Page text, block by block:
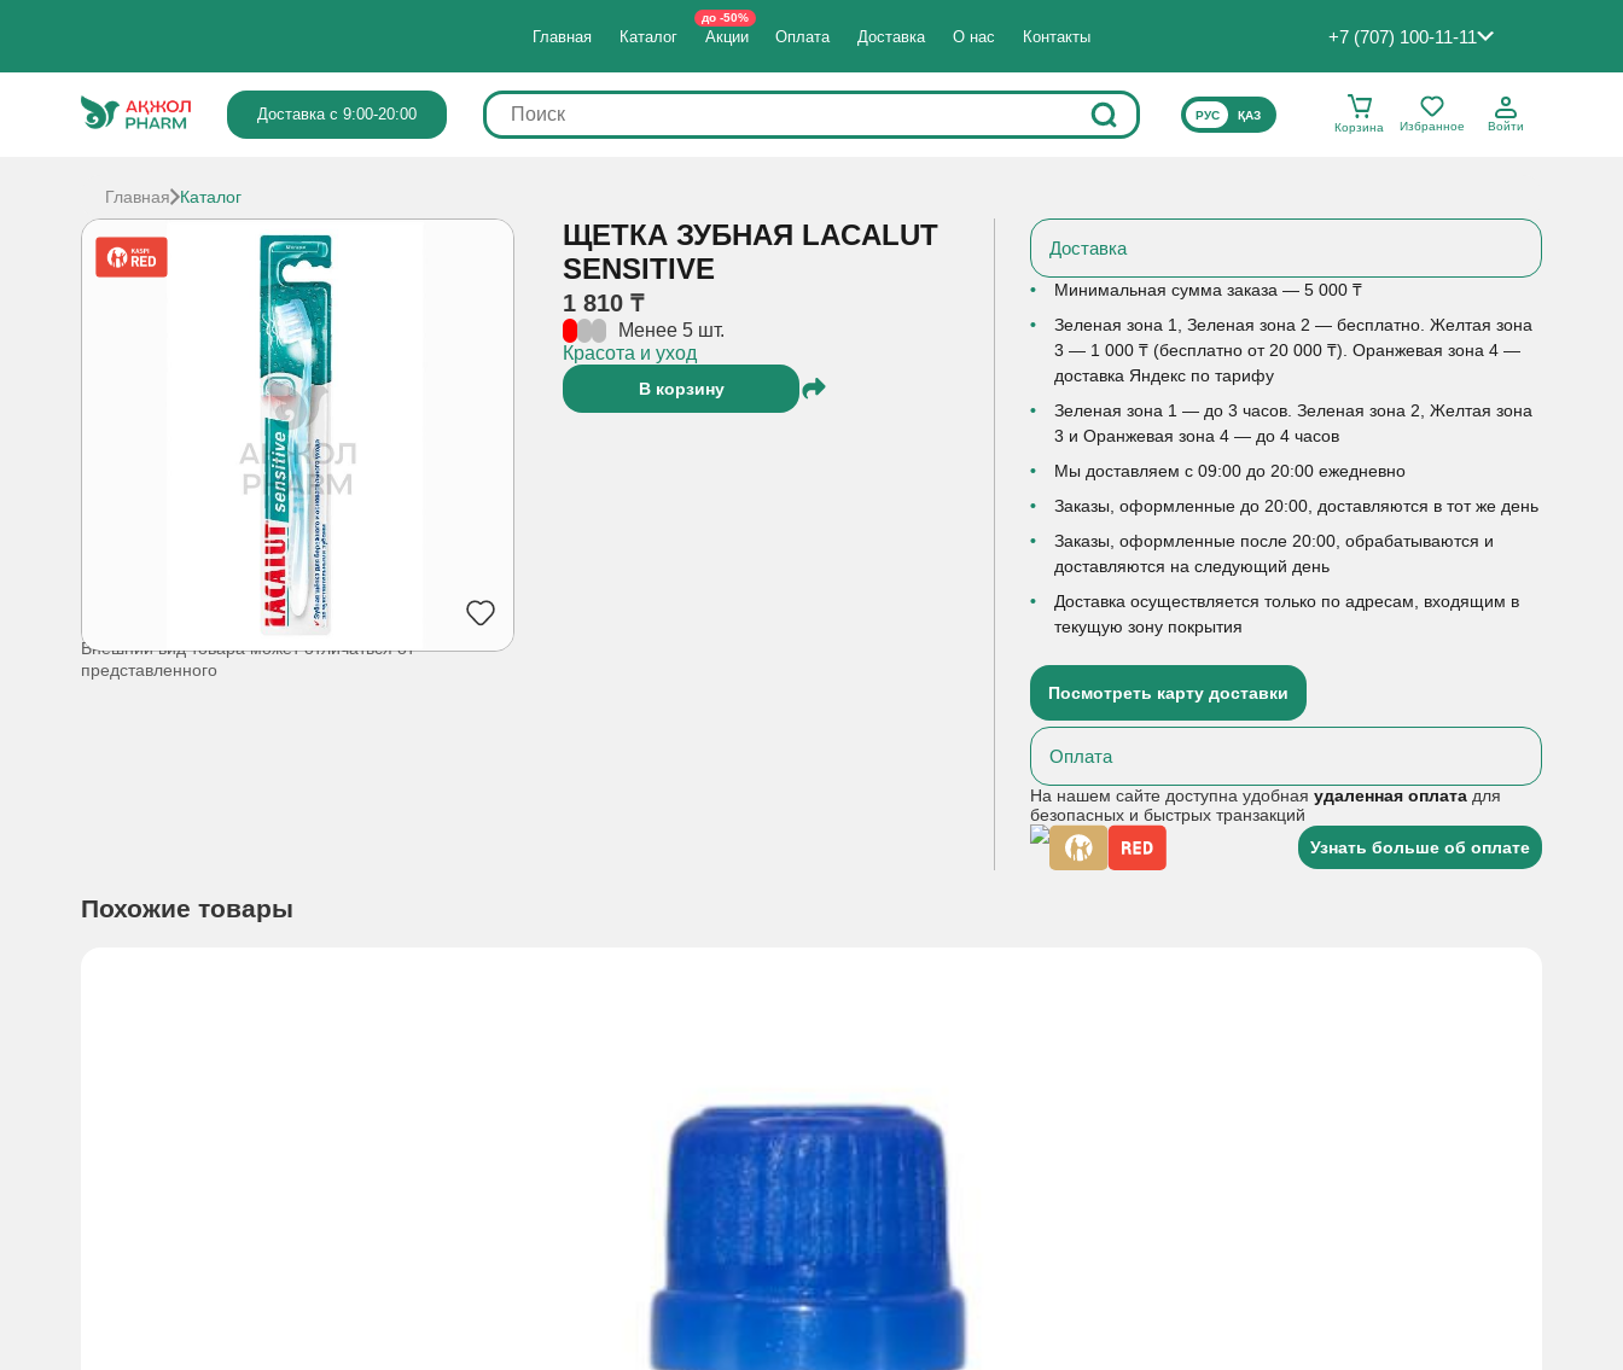
Главная Каталог Акции
до -50%
Оплата Доставка О нас Контакты +7 (707) 100-11-11
Доставка с 9:00-20:00 ВЫБЕРИТЕ ЯЗЫК САЙТА
РУС
ҚАЗ
Корзина
Избранное Войти
Главная Каталог
Внешний вид товара может отличаться от
представленного
ЩЕТКА ЗУБНАЯ LACALUT
SENSITIVE
1 810 ₸
Менее 5 шт.
Красота и уход
В корзину
Доставка
Минимальная сумма заказа — 5 000 ₸
Зеленая зона 1, Зеленая зона 2 — бесплатно. Желтая зона
3 — 1 000 ₸ (бесплатно от 20 000 ₸). Оранжевая зона 4 —
доставка Яндекс по тарифу
Зеленая зона 1 — до 3 часов. Зеленая зона 2, Желтая зона
3 и Оранжевая зона 4 — до 4 часов
Мы доставляем с 09:00 до 20:00 ежедневно
Заказы, оформленные до 20:00, доставляются в тот же день
Заказы, оформленные после 20:00, обрабатываются и
доставляются на следующий день
Доставка осуществляется только по адресам, входящим в
текущую зону покрытия
Посмотреть карту доставки
Оплата
На нашем сайте доступна удобнаяудаленная оплата для
безопасных и быстрых транзакций
Узнать больше об оплате
Похожие товары